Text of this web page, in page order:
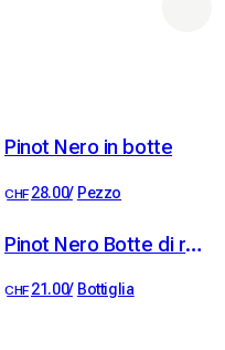
Pinot Nero in botte
CHF 28.00/ Pezzo
Pinot Nero Botte di rovere, Grand Cru, Villeneuve, AOC Chablais, Christophe Bertholet 70cl
CHF 21.00/ Bottiglia